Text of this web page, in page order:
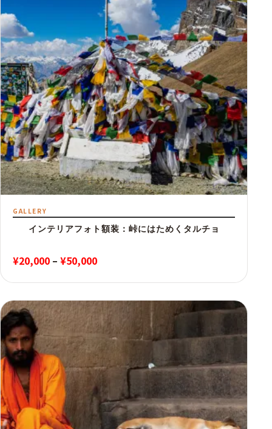
GALLERY
インテリアフォト額装：峠にはためくタルチョ
¥20,000 – ¥50,000価
¥20,000
–
¥50,000